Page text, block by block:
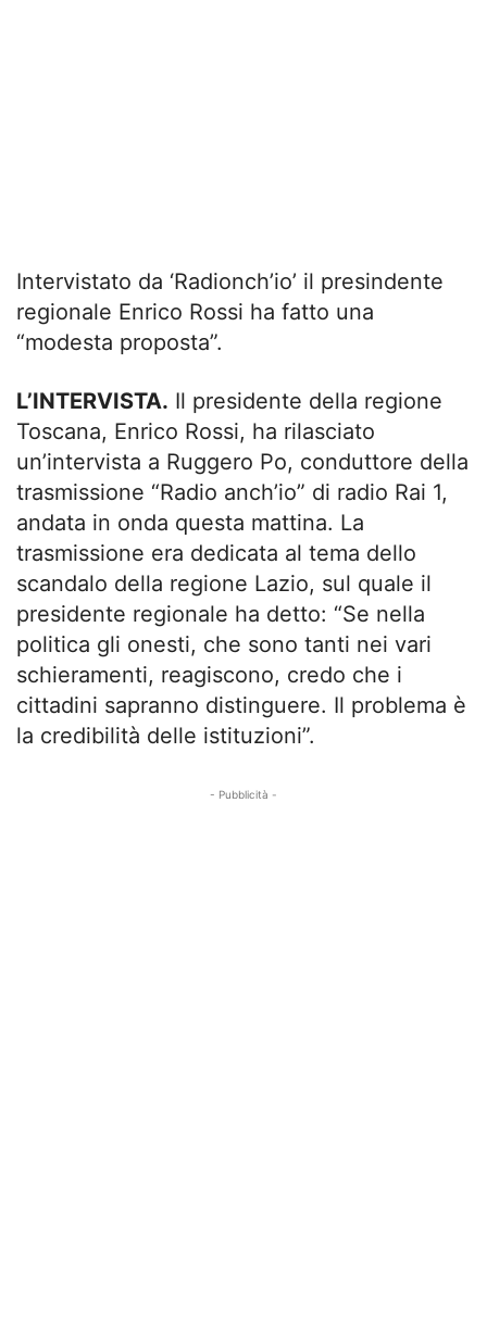
Intervistato da ‘Radionch’io’ il presindente
regionale Enrico Rossi ha fatto una
“modesta proposta”.
L’INTERVISTA. Il presidente della regione
Toscana, Enrico Rossi, ha rilasciato
un’intervista a Ruggero Po, conduttore della
trasmissione “Radio anch’io” di radio Rai 1,
andata in onda questa mattina. La
trasmissione era dedicata al tema dello
scandalo della regione Lazio, sul quale il
presidente regionale ha detto: “Se nella
politica gli onesti, che sono tanti nei vari
schieramenti, reagiscono, credo che i
cittadini sapranno distinguere. Il problema è
la credibilità delle istituzioni”.
- Pubblicità -